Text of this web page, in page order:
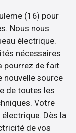
(16) pour
Nous nous
électrique.
nécessaires
pourrez de fait
nouvelle source
de toutes les
Votre
Dès la
de vos